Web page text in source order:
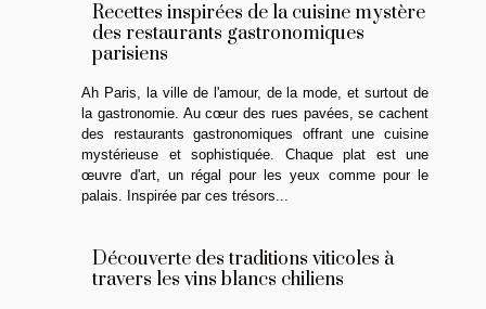
Recettes inspirées de la cuisine mystère
des restaurants gastronomiques
parisiens
Ah Paris, la ville de l'amour, de la mode, et surtout de
la gastronomie. Au cœur des rues pavées, se cachent
des restaurants gastronomiques offrant une cuisine
mystérieuse et sophistiquée. Chaque plat est une
œuvre d'art, un régal pour les yeux comme pour le
palais. Inspirée par ces trésors...
Découverte des traditions viticoles à
travers les vins blancs chiliens